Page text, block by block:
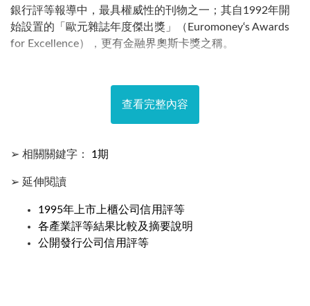
銀行評等報導中，最具權威性的刊物之一；其自1992年開
始設置的「歐元雜誌年度傑出獎」（Euromoney‘s Awards
for Excellence），更有金融界奧斯卡獎之稱。
查看完整內容
➢ 相關關鍵字： 1期
➢ 延伸閱讀
1995年上市上櫃公司信用評等
各產業評等結果比較及摘要說明
公開發行公司信用評等